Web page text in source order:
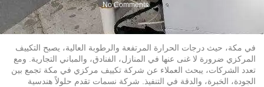
No Comments
في مكة، حيث درجات الحرارة المرتفعة والرطوبة العالية، يصبح التكييف
المركزي ضرورة لا غنى عنها في المنازل، الفنادق، والمباني التجارية. ومع
تعدد الشركات، يبحث العملاء عن شركة تكييف مركزي في مكة تجمع بين
الجودة، الخبرة، والدقة في التنفيذ. شركة نسمات تقدم حلولاً هندسية